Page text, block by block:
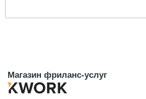
Магазин фриланс-услуг